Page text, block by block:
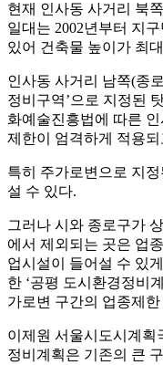
현재 인사동 사거리 북
일대는 2002년부터 지
있어 건축물 높이가 최
인사동 사거리 남쪽(종
정비구역’으로 지정된
화예술진흥법에 따른
제한이 엄격하게 적용
특히 주가로변으로 지
설 수 있다.
그러나 시와 종로구가
에서 제외되는 곳은 업
업시설이 들어설 수 있
한 ‘공평 도시환경정비
가로변 구간의 업종제
이제원 서울시도시계획
정비계획은 기존의 큰